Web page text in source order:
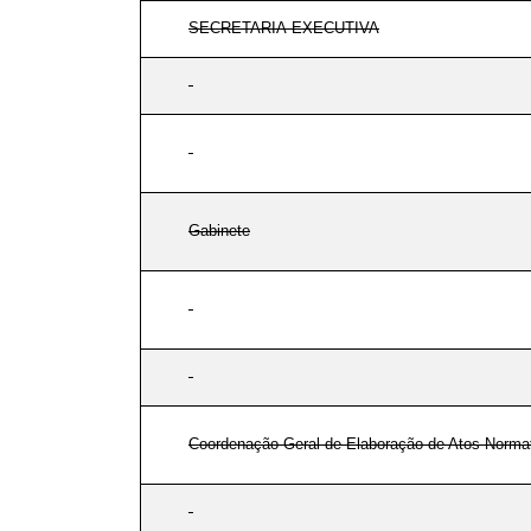
SECRETARIA-EXECUTIVA
Gabinete
Coordenação-Geral de Elaboração de Atos